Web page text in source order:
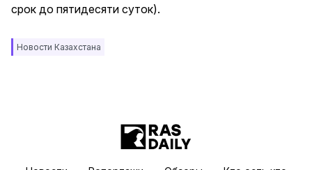
срок до пятидесяти суток).
Новости Казахстана